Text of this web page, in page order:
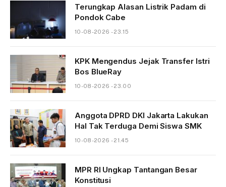
Terungkap Alasan Listrik Padam di
Pondok Cabe
10-08-2026 - 23.15
KPK Mengendus Jejak Transfer Istri
Bos BlueRay
10-08-2026 - 23.00
Anggota DPRD DKI Jakarta Lakukan
Hal Tak Terduga Demi Siswa SMK
10-08-2026 - 21.45
MPR RI Ungkap Tantangan Besar
Konstitusi